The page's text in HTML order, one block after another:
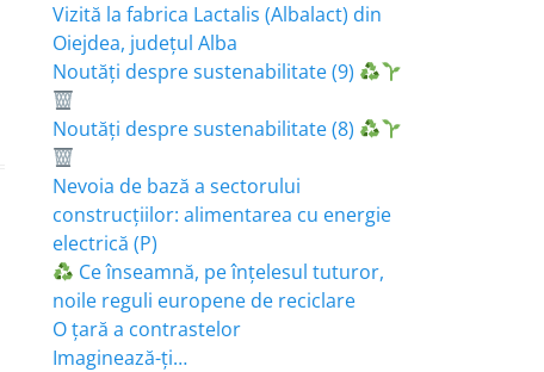
Vizită la fabrica Lactalis (Albalact) din
Oiejdea, județul Alba
Noutăți despre sustenabilitate (9)
Noutăți despre sustenabilitate (8)
Nevoia de bază a sectorului
construcțiilor: alimentarea cu energie
electrică (P)
Ce înseamnă, pe înțelesul tuturor,
noile reguli europene de reciclare
O țară a contrastelor
Imaginează-ți…